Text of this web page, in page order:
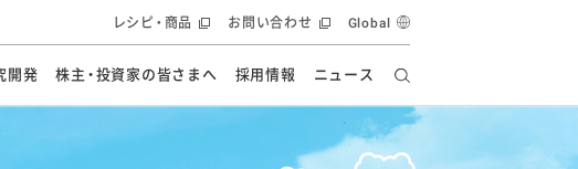
開発 株主・投資家の皆さまへ 採用情報 ニュース
レシピ・商品 お問い合わせ Global